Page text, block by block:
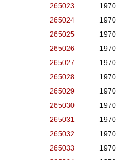
265023
1970
265024
1970
265025
1970
265026
1970
265027
1970
265028
1970
265029
1970
265030
1970
265031
1970
265032
1970
265033
1970